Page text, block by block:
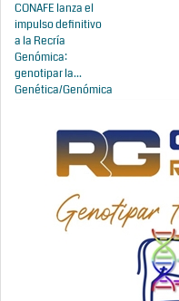
CONAFE lanza el
impulso definitivo
a la Recría
Genómica:
genotipar la...
Genética/Genómica